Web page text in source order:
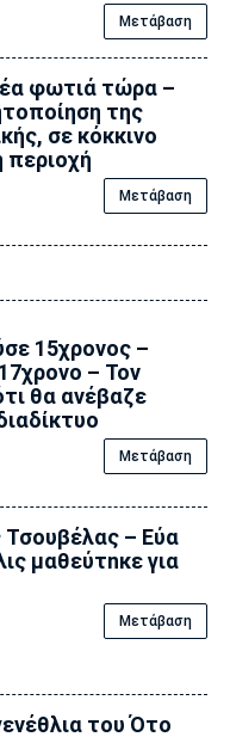
Μετάβαση
φωτιά τώρα –
της
σε κόκκινο
περιοχή
Μετάβαση
15χρονος –
– Τον
θα ανέβαζε
Μετάβαση
– Εύα
μαθεύτnκε για
Μετάβαση
του Ότο